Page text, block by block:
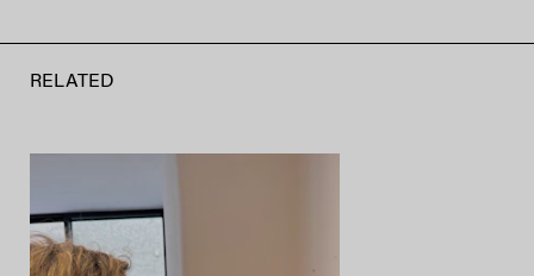
RELATED